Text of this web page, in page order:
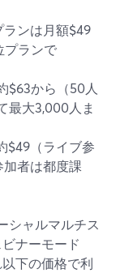
ンは月額$49
プランで
$63から（50人
最大3,000人ま
$49（ライブ参
者は都度課
シャルマルチス
ナーモード
下の価格で利